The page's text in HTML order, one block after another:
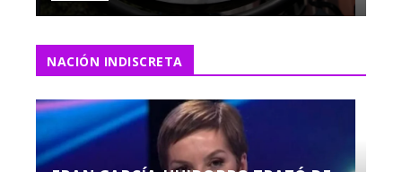
NACIÓN INDISCRETA